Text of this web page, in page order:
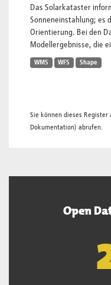
Das Solarkataster
Sonneneinstahlung; es
Orientierung. Bei den
Modellergebnisse, die
WMS WFS Shape
Sie können dieses Register
Dokumentation) abrufen.
Open